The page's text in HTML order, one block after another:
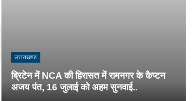
उत्तराखण्ड
ब्रिटेन में NCA की हिरासत में रामनगर के कैप्टन
अजय पंत, 16 जुलाई को अहम सुनवाई..